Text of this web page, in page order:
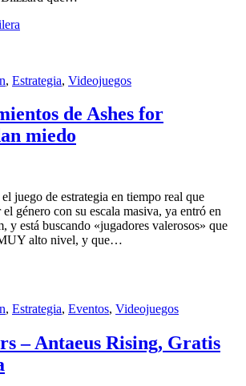
, Estrategia, Videojuegos
de Ashes for
miedo
juego de estrategia en tiempo real que
género con su escala masiva, ya entró en
y está buscando «jugadores valerosos» que
alto nivel, y que…
, Estrategia, Eventos, Videojuegos
– Antaeus Rising, Gratis